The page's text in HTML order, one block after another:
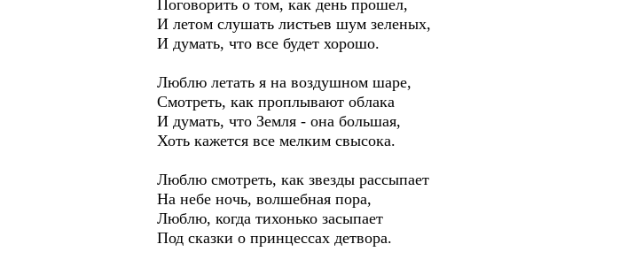
Поговорить о том, как день прошел,
И летом слушать листьев шум зеленых,
И думать, что все будет хорошо.
Люблю летать я на воздушном шаре,
Смотреть, как проплывают облака
И думать, что Земля - она большая,
Хоть кажется все мелким свысока.
Люблю смотреть, как звезды рассыпает
На небе ночь, волшебная пора,
Люблю, когда тихонько засыпает
Под сказки о принцессах детвора.